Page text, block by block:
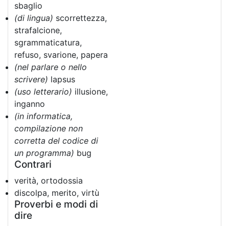
sbaglio
(di lingua) scorrettezza,
strafalcione,
sgrammaticatura,
refuso, svarione, papera
(nel parlare o nello
scrivere) lapsus
(uso letterario) illusione,
inganno
(in informatica,
compilazione non
corretta del codice di
un programma) bug
Contrari
verità, ortodossia
discolpa, merito, virtù
Proverbi e modi di
dire